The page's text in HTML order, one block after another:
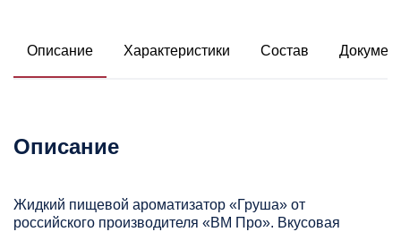
Описание Характеристики Состав
Описание
Жидкий пищевой ароматизатор «Груша» от
российского производителя «ВМ Про». Вкусовая